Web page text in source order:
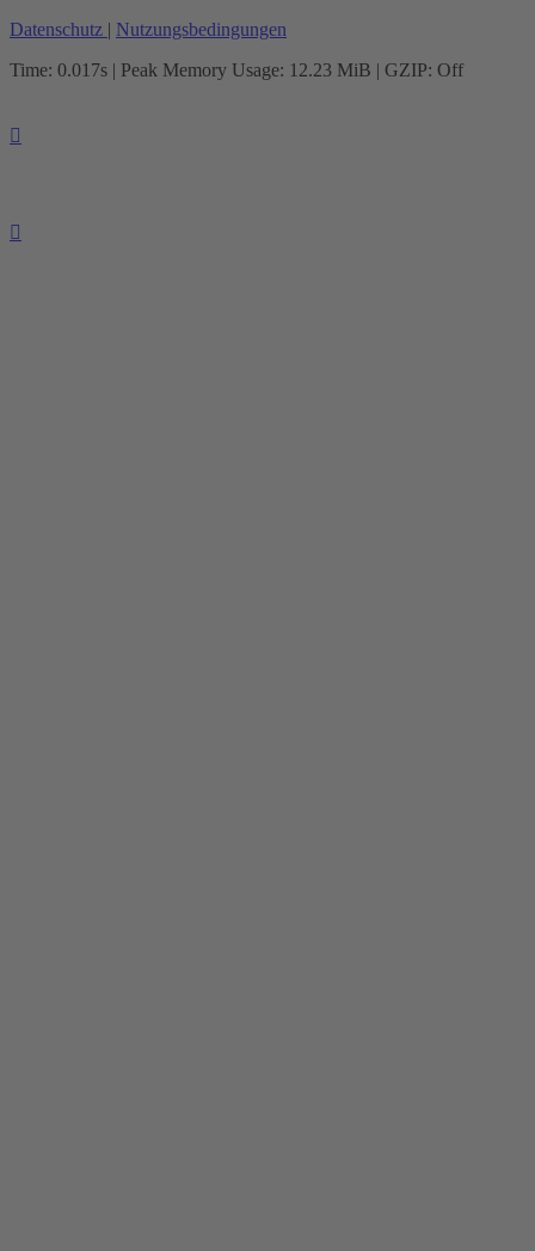
Datenschutz | Nutzungsbedingungen
Time: 0.017s | Peak Memory Usage: 12.23 MiB | GZIP: Off